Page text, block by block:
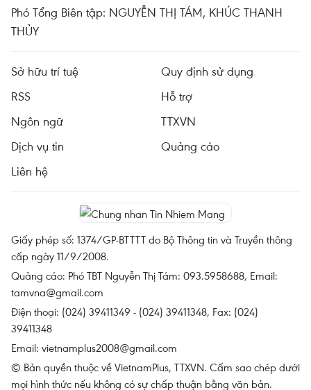
Phó Tổng Biên tập: NGUYỄN THỊ TÁM, KHÚC THANH
THỦY
Sở hữu trí tuệ
Quy định sử dụng
RSS
Hỗ trợ
Ngôn ngữ
TTXVN
Dịch vụ tin
Quảng cáo
Liên hệ
Giấy phép số: 1374/GP-BTTTT do Bộ Thông tin và Truyền thông
cấp ngày 11/9/2008.
Quảng cáo: Phó TBT Nguyễn Thị Tám: 093.5958688, Email:
tamvna@gmail.com
Điện thoại: (024) 39411349 - (024) 39411348, Fax: (024)
39411348
Email: vietnamplus2008@gmail.com
© Bản quyền thuộc về VietnamPlus, TTXVN. Cấm sao chép dưới
mọi hình thức nếu không có sự chấp thuận bằng văn bản.